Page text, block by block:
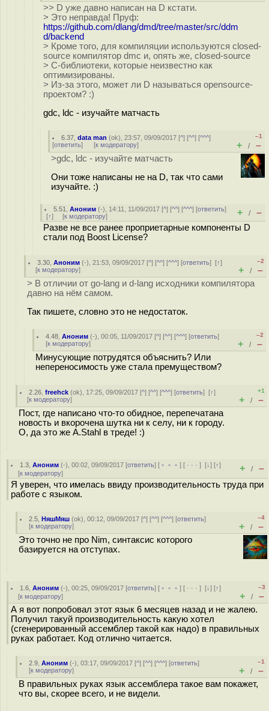
>> D уже давно написан на D кстати.
> Это неправда! Пруф:
https://github.com/dlang/dmd/tree/master/src/ddm
d/backend
> Кроме того, для компиляции используются closed-
source компилятор dmc и, опять же, closed-source
> C-библиотеки, которые неизвестно как
оптимизированы.
> Из-за этого, может ли D называться opensource-
проектом? :)
gdc, ldc - изучайте матчасть
6.37 ,data man (ok), 23:57, 09/09/2017 [^] [^^] [^^^]
[ответить] [к модератору]
–1
+ / –
>gdc, ldc - изучайте матчасть
Они тоже написаны не на D, так что сами
изучайте. :)
5.51 ,Аноним (-), 14:11, 11/09/2017 [^] [^^] [^^^] [ответить]
[↑] [к модератору] + / –
Разве не все ранее проприетарные компоненты D
стали под Boost License?
3.30 ,Аноним (-), 21:53, 09/09/2017 [^] [^^] [^^^] [ответить][↑]
[к модератору]
–2
+ / –
> В отличии от go-lang и d-lang исходники компилятора
давно на нём самом.
Так пишете, словно это не недостаток.
4.48 ,Аноним (-), 00:05, 11/09/2017 [^] [^^] [^^^] [ответить]
[к модератору]
–2
+ / –
Минусующие потрудятся объяснить? Или
непереносимость уже стала премуществом?
2.26 ,freehck (ok), 17:25, 09/09/2017 [^] [^^] [^^^] [ответить][↑]
[к модератору]
+1
+ / –
Пост, где написано что-то обидное, перепечатана
новость и вкорочена шутка ни к селу, ни к городу.
О, да это же A.Stahl в треде! :)
1.3 ,Аноним (-), 00:02, 09/09/2017 [ответить] [ ﹢﹢﹢] [ · · ·][↓] [↑]
[к модератору] + / –
Я уверен, что имелась ввиду производительность труда при
работе с языком.
2.5 ,НяшМяш (ok), 00:12, 09/09/2017 [^] [^^] [^^^] [ответить]
[к модератору]
–4
+ / –
Это точно не про Nim, синтаксис которого
базируется на отступах.
1.6 ,Аноним (-), 00:25, 09/09/2017 [ответить] [ ﹢﹢﹢] [ · · ·][↓] [↑]
[к модератору]
–3
+ / –
А я вот попробовал этот язык 6 месяцев назад и не жалею.
Получил такуй производительность какую хотел
(сгенерированный ассемблер такой как надо) в правильных
руках работает. Код отлично читается.
2.9 ,Аноним (-), 03:17, 09/09/2017 [^] [^^] [^^^] [ответить]
[к модератору]
–1
+ / –
В правильных руках язык ассемблера такое вам покажет,
что вы, скорее всего, и не видели.